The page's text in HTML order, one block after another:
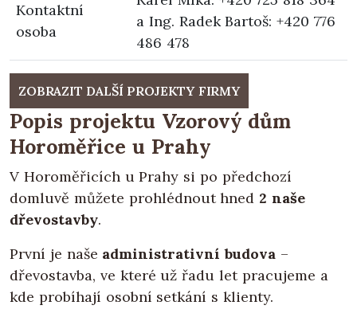
Kontaktní
osoba
a Ing. Radek Bartoš: +420 776
486 478
ZOBRAZIT DALŠÍ PROJEKTY FIRMY
Popis projektu Vzorový dům
Horoměřice u Prahy
V Horoměřicích u Prahy si po předchozí
domluvě můžete prohlédnout hned 2 naše
dřevostavby.
První je naše administrativní budova –
dřevostavba, ve které už řadu let pracujeme a
kde probíhají osobní setkání s klienty.